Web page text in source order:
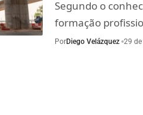
Segundo o
formação
PorDiego Velázquez 29